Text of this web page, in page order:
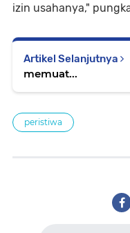
izin usahanya,"
Artikel Selanjutnya
memuat...
peristiwa